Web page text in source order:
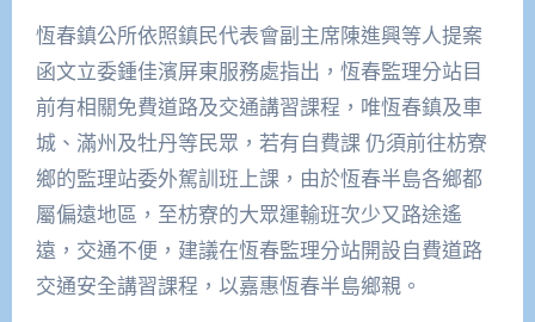
恆春鎮公所依照鎮民代表會副主席陳進興等人提案
函文立委鍾佳濱屏東服務處指出，恆春監理分站目
前有相關免費道路及交通講習課程，唯恆春鎮及車
城、滿州及牡丹等民眾，若有自費課 仍須前往枋寮
鄉的監理站委外駕訓班上課，由於恆春半島各鄉都
屬偏遠地區，至枋寮的大眾運輸班次少又路途遙
遠，交通不便，建議在恆春監理分站開設自費道路
交通安全講習課程，以嘉惠恆春半島鄉親。